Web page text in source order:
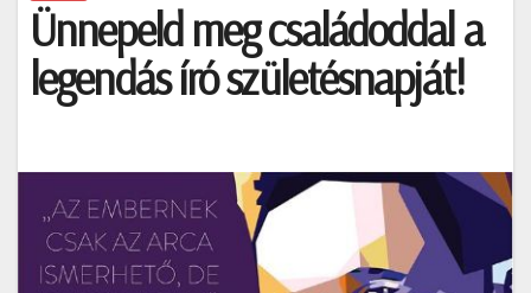
Ünnepeld meg családoddal a
legendás író születésnapját!